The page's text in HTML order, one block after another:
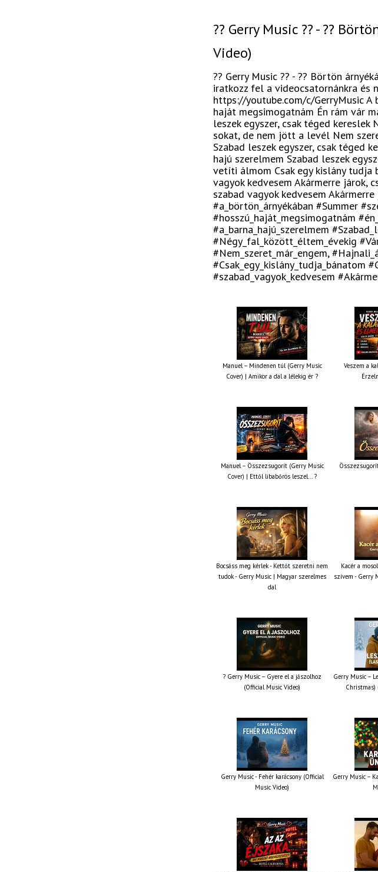
?? Gerry Music ?? - ??
Video)
?? Gerry Music ?? - ?? Börtön
iratkozz fel a videocsatornánkra és
https://youtube.com/c/GerryMusic
haját megsimogatnám Én rám vár
leszek egyszer, csak téged
sokat, de nem jött a levél Nem
Szabad leszek egyszer, csak téged
hajú szerelmem Szabad leszek
vetíti álmom Csak egy kislány tudja
vagyok kedvesem Akármerre járok,
szabad vagyok kedvesem
#a_börtön_árnyékában #Summer
#hosszú_haját_megsimogatnám
#a_barna_hajú_szerelmem
#Négy_fal_között_éltem_évekig
#Nem_szeret_már_engem,
#Csak_egy_kislány_tudja_bánatom
#szabad_vagyok_kedvesem
Manuel – Mindenen túl (Gerry Music
Cover) | Amikor a dal a lélekig ér ?
Veszem a
Manuel – Összezsugorít (Gerry Music
Cover) | Ettől libabőrös leszel... ?
Bocsáss meg kérlek - Kettőt szeretni nem
tudok - Gerry Music | Magyar szerelmes
dal
Kacér a
szívem - Gerry
? Gerry Music – Gyere el a jászolhoz
(Official Music Video)
Gerry Music –
Christmas)
Gerry Music - Fehér karácsony (Official
Music Video)
Gerry Music –